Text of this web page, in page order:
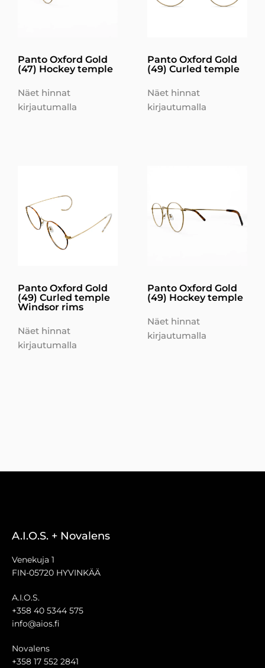
Panto Oxford Gold
(47) Hockey temple
Näet hinnat
kirjautumalla
Panto Oxford Gold
(49) Curled temple
Näet hinnat
kirjautumalla
Panto Oxford Gold
(49) Curled temple
Windsor rims
Näet hinnat
kirjautumalla
Panto Oxford Gold
(49) Hockey temple
Näet hinnat
kirjautumalla
A.I.O.S. + Novalens
Venekuja 1
FIN-05720 HYVINKÄÄ
A.I.O.S.
+358 40 5344 575
info@aios.fi
Novalens
+358 17 552 2841